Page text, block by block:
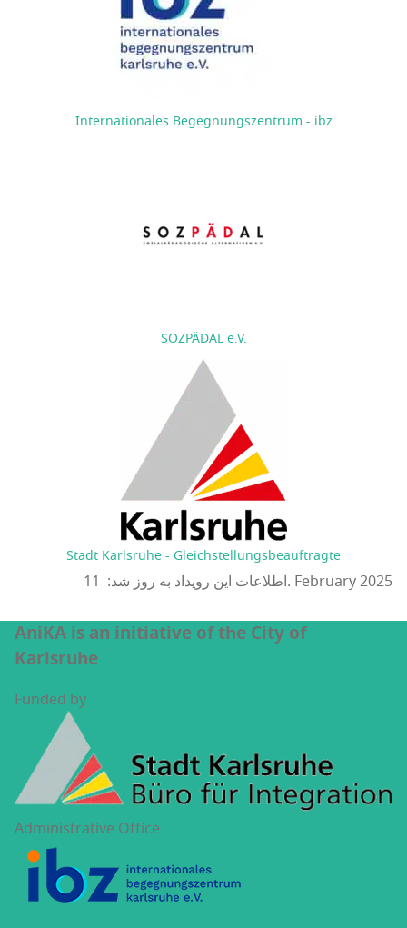
Internationales Begegnungszentrum - ibz
SOZPÄDAL e.V.
Stadt Karlsruhe - Gleichstellungsbeauftragte
اطلاعات این رویداد به روز شد: 11. February 2025
AniKA is an initiative of the City of
Karlsruhe
Funded by
Administrative Office